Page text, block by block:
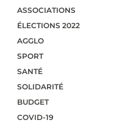
ASSOCIATIONS
ÉLECTIONS 2022
AGGLO
SPORT
SANTÉ
SOLIDARITÉ
BUDGET
COVID-19